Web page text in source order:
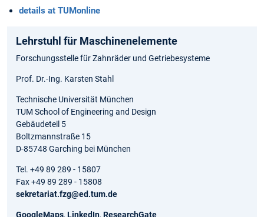
details at TUMonline
Lehrstuhl für Maschinenelemente
Forschungsstelle für Zahnräder und Getriebesysteme
Prof. Dr.-Ing. Karsten Stahl
Technische Universität München
TUM School of Engineering and Design
Gebäudeteil 5
Boltzmannstraße 15
D-85748 Garching bei München
Tel. +49 89 289 - 15807
Fax +49 89 289 - 15808
sekretariat.fzg@ed.tum.de
GoogleMaps, LinkedIn, ResearchGate